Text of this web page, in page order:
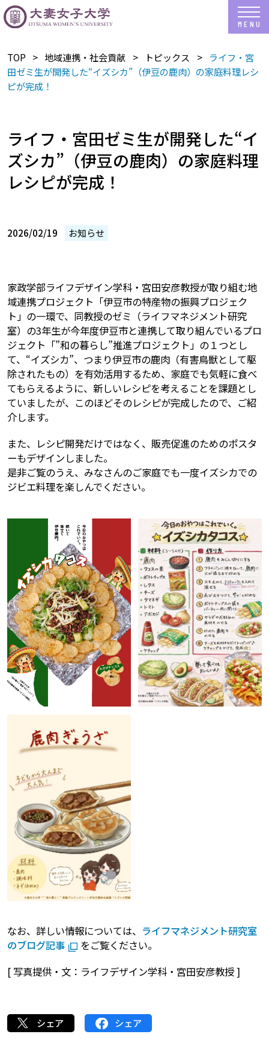
TOP 地域連携・社会貢献 トピックス
ライフ・宮
田ゼミ生が開発した“イズシカ”（伊豆の鹿肉）の家庭料理レシ
ピが完成！
ライフ・宮田ゼミ生が開発した“イ
ズシカ”（伊豆の鹿肉）の家庭料理
レシピが完成！
2026/02/19 お知らせ
家政学部ライフデザイン学科・宮田安彦教授が取り組む地
域連携プロジェクト「伊豆市の特産物の振興プロジェク
ト」の一環で、同教授のゼミ（ライフマネジメント研究
室）の3年生が今年度伊豆市と連携して取り組んでいるプロ
ジェクト「”和の暮らし”推進プロジェクト」の１つとし
て、“イズシカ”、つまり伊豆市の鹿肉（有害鳥獣として駆
除されたもの）を有効活用するため、家庭でも気軽に食べ
てもらえるように、新しいレシピを考えることを課題とし
ていましたが、このほどそのレシピが完成したので、ご紹
介します。
また、レシピ開発だけではなく、販売促進のためのポスタ
ーもデザインしました。
是非ご覧のうえ、みなさんのご家庭でも一度イズシカでの
ジビエ料理を楽しんでください。
なお、詳しい情報については、 ライフマネジメント研究室
のブログ記事
をご覧ください。
[ 写真提供・文：ライフデザイン学科・宮田安彦教授 ]
シェア シェア